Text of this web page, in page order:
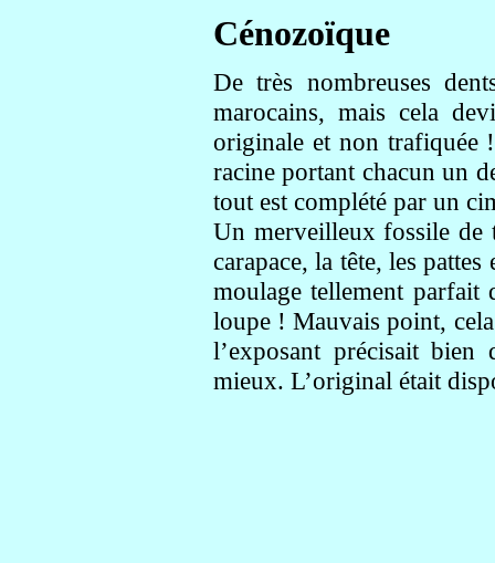
Cénozoïque
De très nombreuses
marocains, mais cela
originale et non trafiquée
racine portant chacun un
tout est complété par un
Un merveilleux fossile de
carapace, la tête, les
moulage tellement parfait
loupe ! Mauvais point,
l’exposant précisait
mieux. L’original était